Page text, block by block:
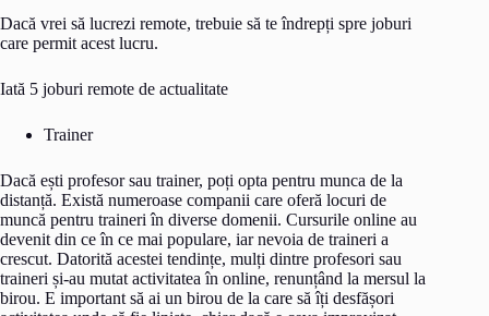
Dacă vrei să lucrezi remote, trebuie să te îndrepți spre joburi
care permit acest lucru.
Iată 5 joburi remote de actualitate
Trainer
Dacă ești profesor sau trainer, poți opta pentru munca de la
distanță. Există numeroase companii care oferă locuri de
muncă pentru traineri în diverse domenii. Cursurile online au
devenit din ce în ce mai populare, iar nevoia de traineri a
crescut. Datorită acestei tendințe, mulți dintre profesori sau
traineri și-au mutat activitatea în online, renunțând la mersul la
birou. E important să ai un birou de la care să îți desfășori